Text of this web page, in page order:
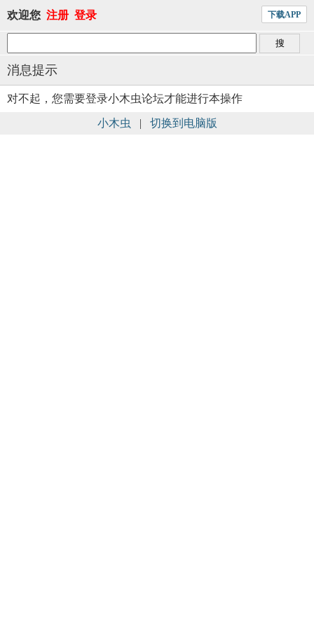
欢迎您 注册 登录 下载APP
消息提示
对不起，您需要登录小木虫论坛才能进行本操作
小木虫 | 切换到电脑版